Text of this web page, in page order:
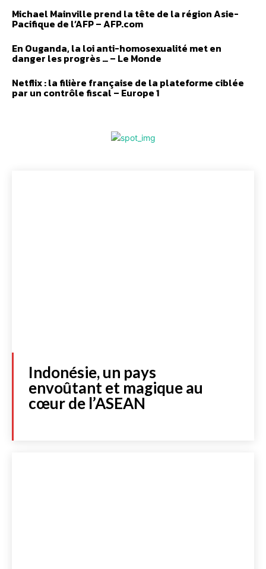
Michael Mainville prend la tête de la région Asie-
Pacifique de l’AFP – AFP.com
En Ouganda, la loi anti-homosexualité met en
danger les progrès … – Le Monde
Netflix : la filière française de la plateforme ciblée
par un contrôle fiscal – Europe 1
Indonésie, un pays
envoûtant et magique au
cœur de l’ASEAN